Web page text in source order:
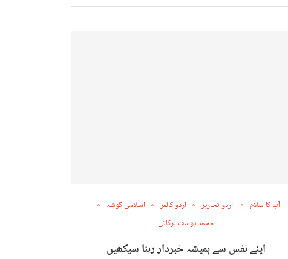
آپ کا سلام اردو تحاریر اردو کالمز
اسلامی گوشہ
محمد یوسف برکاتی
اپنے نفس سے ہمیشہ خبردار رہنا سیکھیں